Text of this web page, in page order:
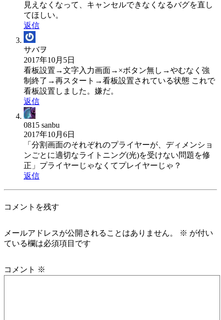
見えなくなって、キャンセルできなくなるバグを直し
てほしい。
返信
サバヲ
2017年10月5日
看板設置→文字入力画面→×ボタン無し→やむなく強
制終了→再スタート→看板設置されている状態 これで
看板設置しました。嫌だ。
返信
0815 sanbu
2017年10月6日
「分割画面のそれぞれのプライヤーが、ディメンショ
ンごとに適切なライトニング(光)を受けない問題を修
正」プライヤーじゃなくてプレイヤーじゃ？
返信
コメントを残す
メールアドレスが公開されることはありません。 ※ が付い
ている欄は必須項目です
コメント ※